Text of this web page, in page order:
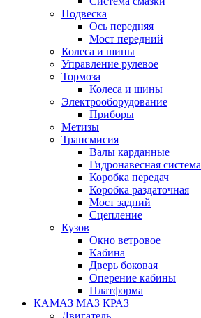
Подвеска
Ось передняя
Мост передний
Колеса и шины
Управление рулевое
Тормоза
Колеса и шины
Электрооборудование
Приборы
Метизы
Трансмисия
Валы карданные
Гидронавесная система
Коробка передач
Коробка раздаточная
Мост задний
Сцепление
Кузов
Окно ветровое
Кабина
Дверь боковая
Оперение кабины
Платформа
КАМАЗ МАЗ КРАЗ
Двигатель